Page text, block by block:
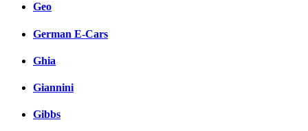
Geo
German E-Cars
Ghia
Giannini
Gibbs